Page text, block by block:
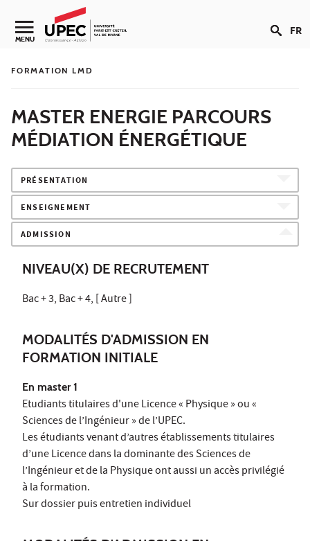
Aller au contenu
Navigation secondaire
MENU FR
FORMATION LMD
MASTER ENERGIE PARCOURS
MÉDIATION ÉNERGÉTIQUE
PRÉSENTATION
ENSEIGNEMENT
ADMISSION
NIVEAU(X) DE RECRUTEMENT
Bac + 3, Bac + 4, [ Autre ]
MODALITÉS D'ADMISSION EN
FORMATION INITIALE
En master 1
Etudiants titulaires d'une Licence « Physique » ou «
Sciences de l’Ingénieur » de l’UPEC.
Les étudiants venant d’autres établissements titulaires
d’une Licence dans la dominante des Sciences de
l’Ingénieur et de la Physique ont aussi un accès privilégié
à la formation.
Sur dossier puis entretien individuel